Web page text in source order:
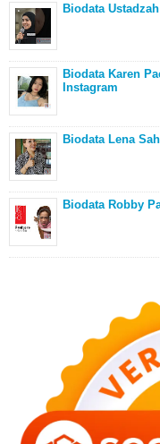
Biodata
Biodata Karen
Instagram
Biodata Lena
Biodata Robby